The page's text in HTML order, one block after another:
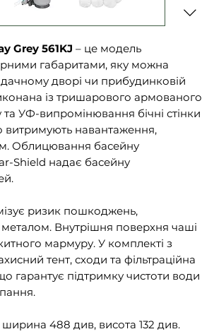
Grey 561KJ – це модель
габаритами, яку можна
дворі чи прибудинковій
із тришарового армованого
та УФ-випромінювання бічні стінки
витримують навантаження,
Облицювання басейну
Shield надає басейну
ризик пошкоджень,
Внутрішня поверхня чаші
мармуру. У комплекті з
тент, сходи та фільтраційна
гарантує підтримку чистоти води
488 див, висота 132 див.